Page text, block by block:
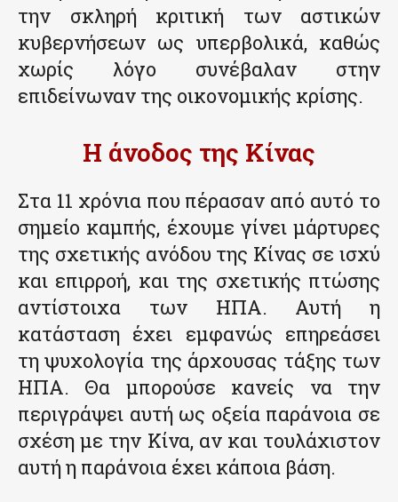
την σκληρή κριτική των αστικών
κυβερνήσεων ως υπερβολικά, καθώς
χωρίς λόγο συνέβαλαν στην
επιδείνωναν της οικονομικής κρίσης.
Η άνοδος της Κίνας
Στα 11 χρόνια που πέρασαν από αυτό το
σημείο καμπής, έχουμε γίνει μάρτυρες
της σχετικής ανόδου της Κίνας σε ισχύ
και επιρροή, και της σχετικής πτώσης
αντίστοιχα των ΗΠΑ. Αυτή η
κατάσταση έχει εμφανώς επηρεάσει
τη ψυχολογία της άρχουσας τάξης των
ΗΠΑ. Θα μπορούσε κανείς να την
περιγράψει αυτή ως οξεία παράνοια σε
σχέση με την Κίνα, αν και τουλάχιστον
αυτή η παράνοια έχει κάποια βάση.